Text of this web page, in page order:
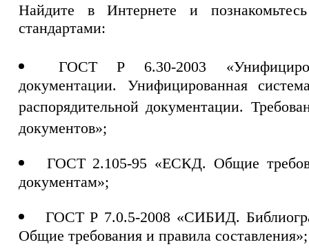
Найдите в Интернете и
стандартами:
ГОСТ Р 6.30-2003
документации. Унифицированная
распорядительной документации.
документов»;
ГОСТ 2.105-95 «ЕСКД. Общие
документам»;
ГОСТ Р 7.0.5-2008 «СИБИД.
Общие требования и правила составления»;